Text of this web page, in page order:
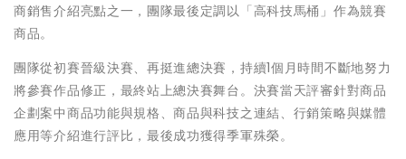
商銷售介紹亮點之一，團隊最後定調以「高科技馬桶」作為競賽
商品。
團隊從初賽晉級決賽、再挺進總決賽，持續1個月時間不斷地努力
將參賽作品修正，最終站上總決賽舞台。決賽當天評審針對商品
企劃案中商品功能與規格、商品與科技之連結、行銷策略與媒體
應用等介紹進行評比，最後成功獲得季軍殊榮。